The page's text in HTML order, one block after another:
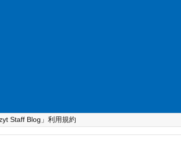
Staff Blog」利用規約